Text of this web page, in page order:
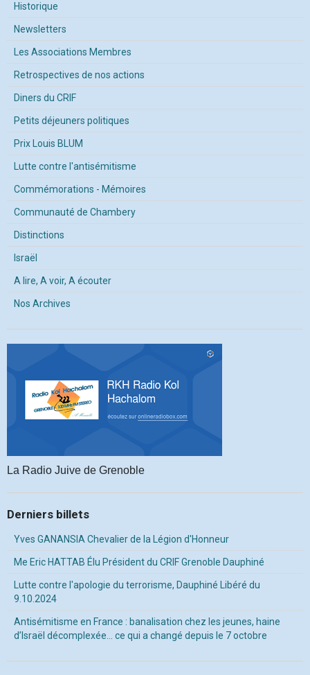
Historique
Newsletters
Les Associations Membres
Retrospectives de nos actions
Diners du CRIF
Petits déjeuners politiques
Prix Louis BLUM
Lutte contre l'antisémitisme
Commémorations - Mémoires
Communauté de Chambery
Distinctions
Israël
A lire, A voir, A écouter
Nos Archives
La Radio Juive de Grenoble
Derniers billets
Yves GANANSIA Chevalier de la Légion d'Honneur
Me Eric HATTAB Élu Président du CRIF Grenoble Dauphiné
Lutte contre l'apologie du terrorisme, Dauphiné Libéré du
9.10.2024
Antisémitisme en France : banalisation chez les jeunes, haine
d’Israël décomplexée… ce qui a changé depuis le 7 octobre